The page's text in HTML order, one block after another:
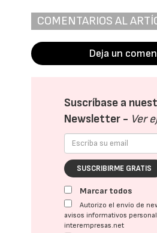
COMENTARIOS AL
Deja un
Suscríbase a
Newsletter - Ver
SUSCRIBIRME GRATIS
Marcar todos
Autorizo el envío de
avisos informativos
interempresas.net